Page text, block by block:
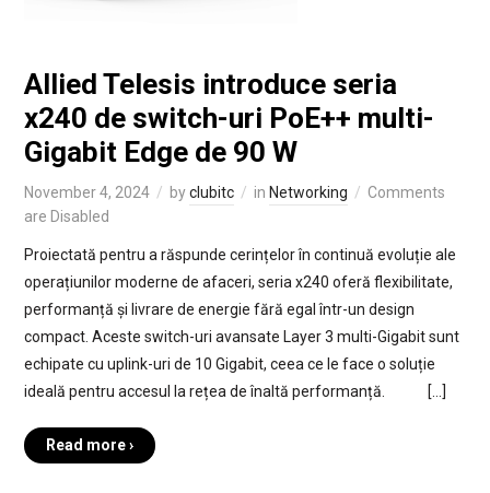
Allied Telesis introduce seria
x240 de switch-uri PoE++ multi-
Gigabit Edge de 90 W
November 4, 2024 byclubitc in Networking
Comments
are Disabled
Proiectată pentru a răspunde cerințelor în continuă evoluție ale
operațiunilor moderne de afaceri, seria x240 oferă flexibilitate,
performanță și livrare de energie fără egal într-un design
compact. Aceste switch-uri avansate Layer 3 multi-Gigabit sunt
echipate cu uplink-uri de 10 Gigabit, ceea ce le face o soluție
ideală pentru accesul la rețea de înaltă performanță. […]
Read more ›